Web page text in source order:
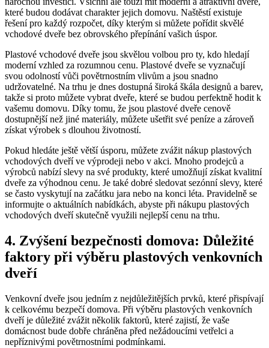
které budou dodávat charakter jejich domovu. Naštěstí existuje
řešení pro každý rozpočet, díky kterým si můžete pořídit skvělé
vchodové dveře bez obrovského přepínání vašich úspor.
Plastové vchodové dveře jsou skvělou volbou pro ty, kdo hledají
moderní vzhled za rozumnou cenu. Plastové dveře se vyznačují
svou odolností vůči povětrnostním vlivům a jsou snadno
udržovatelné. Na trhu je dnes dostupná široká škála designů a barev,
takže si proto můžete vybrat dveře, které se budou perfektně hodit k
vašemu domovu. Díky tomu, že jsou plastové dveře cenově
dostupnější než jiné materiály, můžete ušetřit své peníze a zároveň
získat výrobek s dlouhou životností.
Pokud hledáte ještě větší úsporu, můžete zvážit nákup plastových
vchodových dveří ve výprodeji nebo v akci. Mnoho prodejců a
výrobců nabízí slevy na své produkty, které umožňují získat kvalitní
dveře za výhodnou cenu. Je také dobré sledovat sezónní slevy, které
se často vyskytují na začátku jara nebo na konci léta. Pravidelně se
informujte o aktuálních nabídkách, abyste při nákupu plastových
vchodových dveří skutečně využili nejlepší cenu na trhu.
4. Zvýšení bezpečnosti domova: Důležité
faktory při výběru plastových venkovních
dveří
Venkovní dveře jsou jedním z nejdůležitějších prvků, které přispívají
k celkovému bezpečí domova. Při výběru plastových venkovních
dveří je důležité zvážit několik faktorů, které zajistí, že vaše
domácnost bude dobře chráněna před nežádoucími vetřelci a
nepříznivými povětrnostními podmínkami.